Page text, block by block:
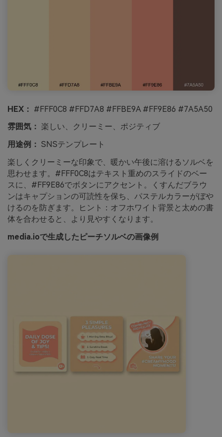
HEX： #FFF0C8 #FFD7A8 #FFBE9A #FF9E86 #7A5A50
雰囲気： 楽しい、クリーミー、ポジティブ
用途例： SNSテンプレート
楽しくクリーミーな印象で、暖かい午後に溶けるソルベを
思わせます。#FFF0C8はテキスト重めのスライドのベー
スに、#FF9E86でボタンにアクセント。くすんだブラウ
ンはキャプションの可読性を保ち、パステルカラーがぼや
けるのを防ぎます。ヒント：オフホワイト背景と太めの書
体を合わせると、より見やすくなります。
media.ioで生成したピーチソルベの画像例